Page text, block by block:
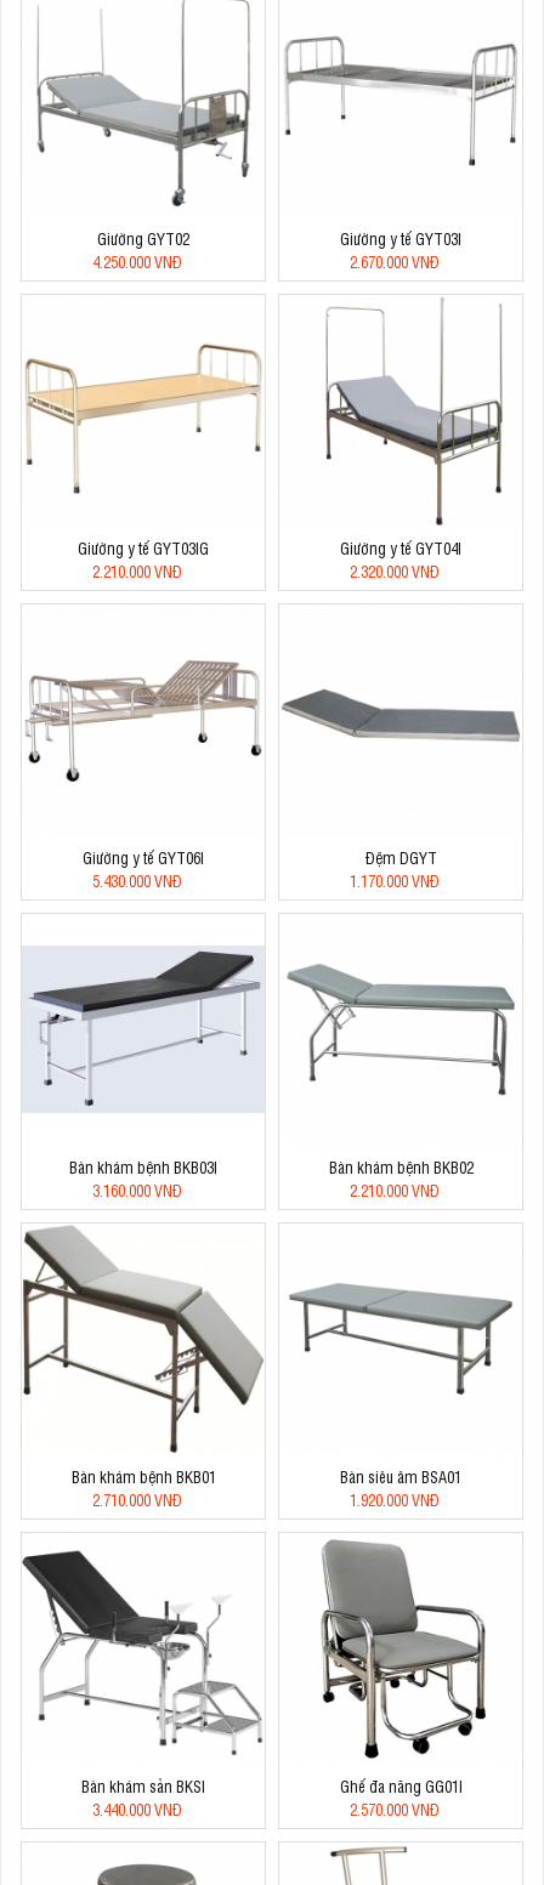
Giường GYT02
4.250.000 VNĐ
Giường y tế GYT03I
2.670.000 VNĐ
Giường y tế GYT03IG
2.210.000 VNĐ
Giường y tế GYT04I
2.320.000 VNĐ
Giường y tế GYT06I
5.430.000 VNĐ
Đệm DGYT
1.170.000 VNĐ
Bàn khám bệnh BKB03I
3.160.000 VNĐ
Bàn khám bệnh BKB02
2.210.000 VNĐ
Bàn khám bệnh BKB01
2.710.000 VNĐ
Bàn siêu âm BSA01
1.920.000 VNĐ
Bàn khám sản BKSI
3.440.000 VNĐ
Ghế đa năng GG01I
2.570.000 VNĐ